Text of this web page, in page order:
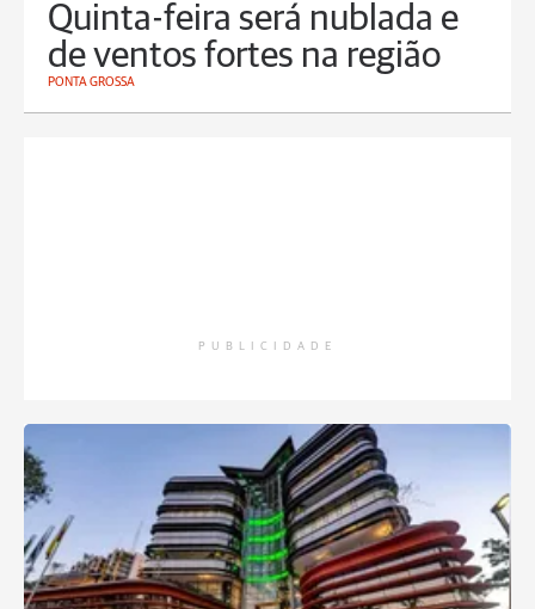
Quinta-feira será nublada e
de ventos fortes na região
PONTA GROSSA
PUBLICIDADE